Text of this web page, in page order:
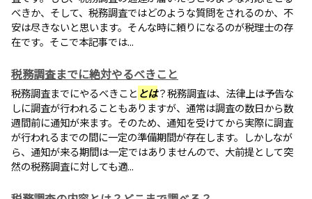
べきか、そして、税務調査ではどのような質問をされるのか、不
安は尽きないと思います。そんな時に頼りになるのが税理士の存
在です。そこで本記事では...
税務調査までに絶対やるべきこと
税務調査までにやるべきこと とは？税務調査は、法律上は予告な
しに調査が行われることもありますが、通常は調査の数日から数
週間前に通知が来ます。そのため、通知を受けてから実際に調査
が行われるまでの間に一定の準備期間が存在します。しかしなが
ら、通知が来る期間は一定ではありませんので、大前提として突
然の税務調査に対しても適...